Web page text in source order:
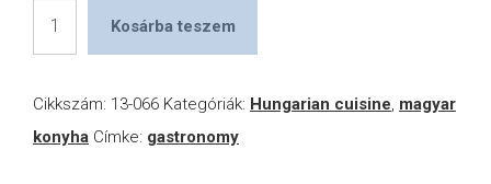
Hungarian
Cookery
Kosárba teszem
Cikkszám: 13-066 Kategóriák: Hungarian cuisine, magyar
konyha Címke: gastronomy